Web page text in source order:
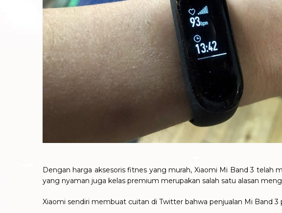
Dengan harga aksesoris fitnes yang murah, Xiaomi Mi Band 3 telah
yang nyaman juga kelas premium merupakan salah satu alasan
Xiaomi sendiri membuat cuitan di Twitter bahwa penjualan Mi Band